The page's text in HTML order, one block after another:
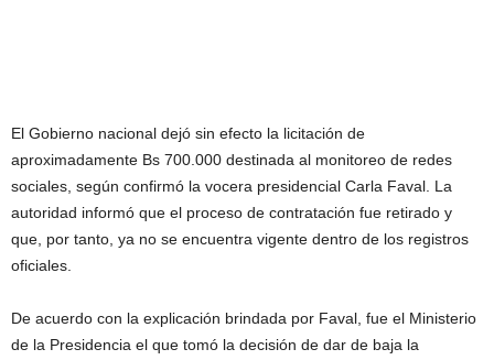
El Gobierno nacional dejó sin efecto la licitación de
aproximadamente Bs 700.000 destinada al monitoreo de redes
sociales, según confirmó la vocera presidencial Carla Faval. La
autoridad informó que el proceso de contratación fue retirado y
que, por tanto, ya no se encuentra vigente dentro de los registros
oficiales.
De acuerdo con la explicación brindada por Faval, fue el Ministerio
de la Presidencia el que tomó la decisión de dar de baja la